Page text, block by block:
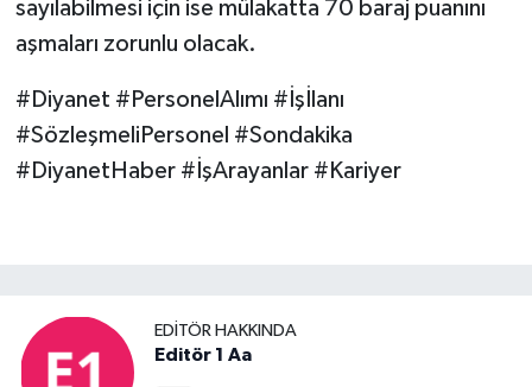
sayılabilmesi için ise mülakatta 70 baraj puanını
aşmaları zorunlu olacak.
#Diyanet #PersonelAlımı #İşİlanı
#SözleşmeliPersonel #Sondakika
#DiyanetHaber #İşArayanlar #Kariyer
EDITÖR HAKKINDA
Editör 1 Aa